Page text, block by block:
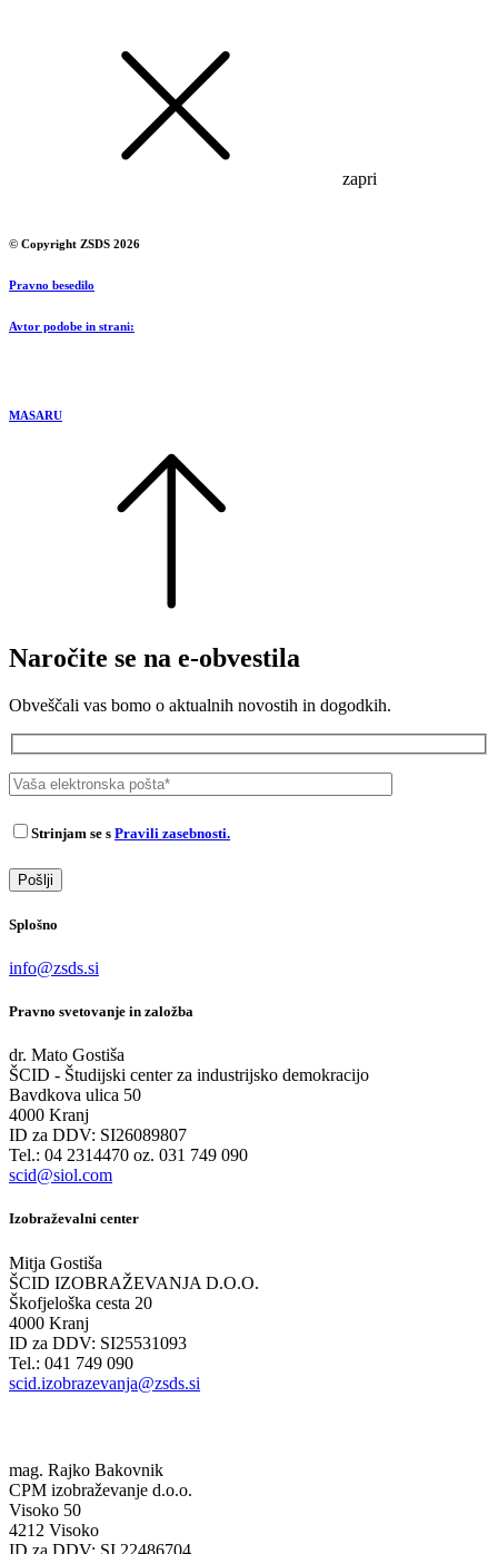
zapri
© Copyright ZSDS 2026
Pravno besedilo
Avtor podobe in strani:
MASARU
Naročite se na e-obvestila
Obveščali vas bomo o aktualnih novostih in dogodkih.
Strinjam se s Pravili zasebnosti.
Splošno
info@zsds.si
Pravno svetovanje in založba
dr. Mato Gostiša
ŠCID - Študijski center za industrijsko demokracijo
Bavdkova ulica 50
4000 Kranj
ID za DDV: SI26089807
Tel.: 04 2314470 oz. 031 749 090
scid@siol.com
Izobraževalni center
Mitja Gostiša
ŠCID IZOBRAŽEVANJA D.O.O.
Škofjeloška cesta 20
4000 Kranj
ID za DDV: SI25531093
Tel.: 041 749 090
scid.izobrazevanja@zsds.si
mag. Rajko Bakovnik
CPM izobraževanje d.o.o.
Visoko 50
4212 Visoko
ID za DDV: SI 22486704